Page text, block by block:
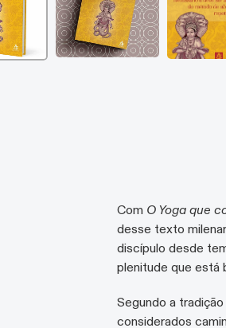
Com O Yoga que
desse texto
discípulo desde
plenitude que está
Segundo a
considerados